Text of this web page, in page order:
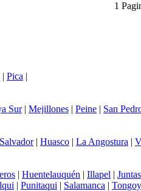
1
| Pica |
Sur| Mejillones | Peine | San
| Huasco | La Angostura |
| Huentelauquén | Illapel | Juntas
| Punitaqui | Salamanca | Tongoy